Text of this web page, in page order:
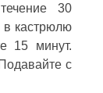
30
в кастрюлю
15 минут.
с